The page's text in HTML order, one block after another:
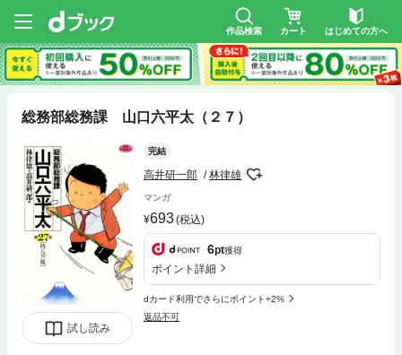
作品検索 カート はじめての方へ
総務部総務課 山口六平太（２７）
試し読み
完結
高井研一郎 林律雄
マンガ
693(税込)
6pt獲得
ポイント詳細
dカード利用でさらにポイント+2%
返品不可